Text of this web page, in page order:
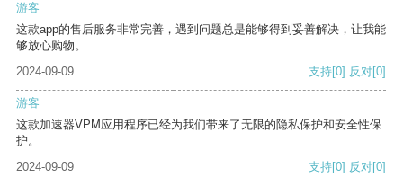
游客
这款app的售后服务非常完善，遇到问题总是能够得到妥善解决，让我能
够放心购物。
2024-09-09
支持[0] 反对[0]
游客
这款加速器VPM应用程序已经为我们带来了无限的隐私保护和安全性保
护。
2024-09-09
支持[0] 反对[0]